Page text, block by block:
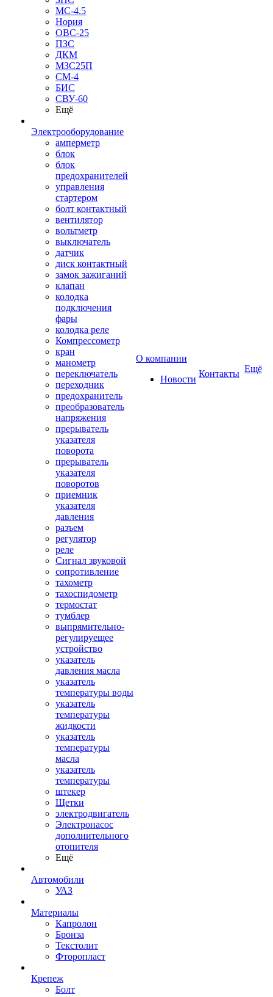
МС-4.5
Нория
ОВС-25
ПЗС
ДКМ
МЗС25П
СМ-4
БИС
СВУ-60
Ещё
Электрооборудование
амперметр
блок
блок
предохранителей
управления
стартером
болт контактный
вентилятор
вольтметр
выключатель
датчик
диск контактный
замок зажиганий
клапан
колодка
подключения
фары
колодка реле
Компрессометр
кран
манометр
переключатель
переходник
предохранитель
преобразователь
напряжения
прерыватель
указателя
поворота
прерыватель
указателя
поворотов
приемник
указателя
давления
разъем
регулятор
реле
Сигнал звуковой
сопротивление
тахометр
тахоспидометр
термостат
тумблер
выпрямительно-
регулируещее
устройство
указатель
давления масла
указатель
температуры воды
указатель
температуры
жидкости
указатель
температуры
масла
указатель
температуры
штекер
Щетки
электродвигатель
Электронасос
дополнительного
отопителя
Ещё
Автомобили
УАЗ
Материалы
Капролон
Бронза
Текстолит
Фторопласт
Крепеж
Болт
О компании
Новости
Контакты Ещё